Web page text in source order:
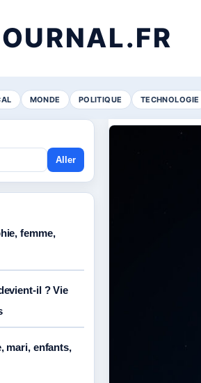
MONDE POLITIQUE TECHNOLOGIE
Aller
femme,
il ? Vie
mari, enfants,